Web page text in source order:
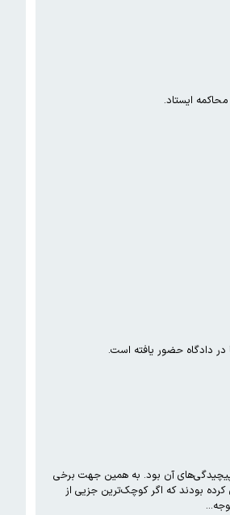
ایستاد.
دادگاه حضور یافته است.
پیچیدگی‌های آن بود. به همین جهت برخی
بودند که اگر کوچک‌ترین جزیی از